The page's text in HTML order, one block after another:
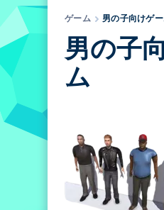
ゲーム 男の子向けゲ
男の子
ム